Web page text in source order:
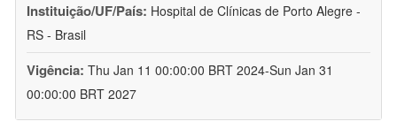
Instituição/UF/País: Hospital de Clínicas de Porto Alegre -
RS - Brasil
Vigência: Thu Jan 11 00:00:00 BRT 2024-Sun Jan 31
00:00:00 BRT 2027